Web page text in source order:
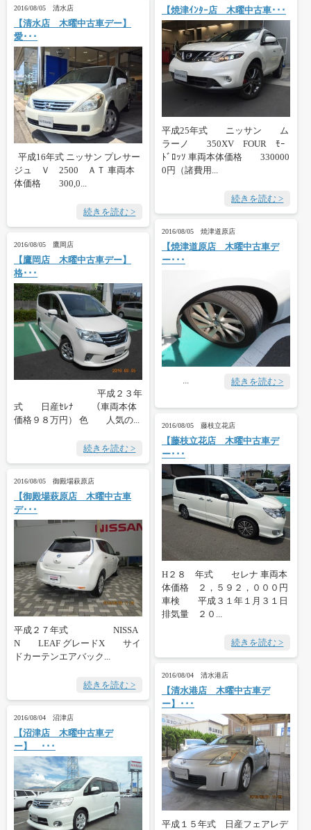
【焼津ｲﾝﾀｰ店 木曜中古車･･･
平成25年式 ニッサン ム
ラーノ 350XV FOUR ﾓｰ
ﾄﾞﾛｯｿ 車両本体価格 330000
0円（諸費用...
続きを読む >
2016/08/05 清水店
【清水店 木曜中古車デー】
愛･･･
平成16年式 ニッサン プレサー
ジュ Ｖ 2500 ＡＴ 車両本
体価格 300,0...
続きを読む >
2016/08/05 焼津道原店
【焼津道原店 木曜中古車デ
ー･･･
続きを読む >
2016/08/05 鷹岡店
【鷹岡店 木曜中古車デー】
格･･･
平成２３年
式 日産ｾﾚﾅ （車両本体
価格９８万円） 色 人気の...
続きを読む >
2016/08/05 藤枝立花店
【藤枝立花店 木曜中古車デ
ー･･･
H２８ 年式 セレナ 車両本
体価格 ２，５９２，０００円
車検 平成３１年１月３１日
排気量 ２０...
続きを読む >
2016/08/05 御殿場萩原店
【御殿場萩原店 木曜中古車
デ･･･
平成２７年式 NISSA
N LEAF グレードX サイ
ドカーテンエアバック...
続きを読む >
2016/08/04 清水港店
【清水港店 木曜中古車デ
ー】･･･
平成１５年式 日産フェアレデ
2016/08/04 沼津店
【沼津店 木曜中古車デ
ー】 ･･･